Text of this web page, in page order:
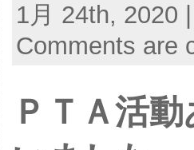
1月 24th, 2020
Comments are
ＰＴＡ活